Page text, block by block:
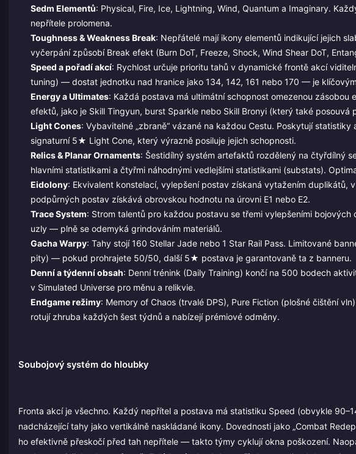
Sedm Elementů: Physical, Fire, Ice, Lightning, Wind, Quantum a Imaginary.
nepřítele prolomena.
Toughness & Weakness Break: Nepřátelé mají ikony elementů indikující jejich
vyčerpání způsobí Break efekt (Burn DoT, Freeze, Shock, Wind Shear DoT,
Speed a pořadí akcí: Rychlost určuje prioritu tahů v dynamické frontě akcí
tuning) — dostat jednotku nad hranice jako 134, 142, 161 nebo 170 — je
Energy a Ultimates: Každá postava má ultimátní schopnost omezenou zásobou
efektů, jako je Skill Tingyun, burst Sparkle nebo Skill Bronyi (který také posouvá
Light Cones: Vybavitelné „zbraně“ vázané na každou Cestu. Poskytují
signaturní 5★ Light Cone, který výrazně posiluje jejich schopnosti.
Relics & Planar Ornaments: Šestidílný systém artefaktů rozdělený na čtyřdílný
hlavními statistikami a čtyřmi náhodnými vedlejšími statistikami (substats).
Eidolony: Ekvivalent konstelací, vylepšení postav získaná vytažením duplikátů,
podpůrných postav získává obrovskou hodnotu na úrovni E1 nebo E2.
Trace System: Strom talentů pro každou postavu se třemi vylepšeními
uzly — plně se odemyká grindováním materiálů.
Gacha Warpy: Tahy stojí 160 Stellar Jade nebo 1 Star Rail Pass. Limitované
pity) — pokud prohrajete 50/50, další 5★ postava je garantovaně ta z banneru.
Denní a týdenní obsah: Denní trénink (Daily Training) končí na 500 bodech
v Simulated Universe pro měnu a relikvie.
Endgame režimy: Memory of Chaos (trvalé DPS), Pure Fiction (plošné čištění
rotují zhruba každých šest týdnů a nabízejí prémiové odměny.
Soubojový systém do hloubky
Fronta akcí je všechno. Každý nepřítel a postava má statistiku Speed (obvykle
nadcházející tahy jako vertikálně naskládané ikony. Dovednosti jako „Combat
ho efektivně přeskočí před tah nepřítele — takto týmy cyklují okna poškození.